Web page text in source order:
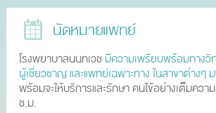
นัดหมายแพทย์
โรงพยาบาลนนทเวช มีความเพรียบพร้อมทาง
ผู้เชี่ยวชาญ และแพทย์เฉพาะทาง ในสาขาต่างๆ
พร้อมจะให้บริการและรักษา คนไข้อย่างเต็มคว
ช.ม.